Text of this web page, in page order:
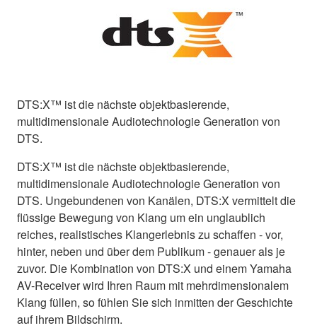
DTS:X™ ist die nächste objektbasierende,
multidimensionale Audiotechnologie Generation von
DTS.
DTS:X™ ist die nächste objektbasierende,
multidimensionale Audiotechnologie Generation von
DTS. Ungebundenen von Kanälen, DTS:X vermittelt die
flüssige Bewegung von Klang um ein unglaublich
reiches, realistisches Klangerlebnis zu schaffen - vor,
hinter, neben und über dem Publikum - genauer als je
zuvor. Die Kombination von DTS:X und einem Yamaha
AV-Receiver wird Ihren Raum mit mehrdimensionalem
Klang füllen, so fühlen Sie sich inmitten der Geschichte
auf ihrem Bildschirm.